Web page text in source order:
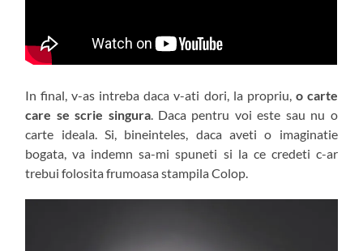
In final, v-as intreba daca v-ati dori, la propriu, o carte
care se scrie singura. Daca pentru voi este sau nu o
carte ideala. Si, bineinteles, daca aveti o imaginatie
bogata, va indemn sa-mi spuneti si la ce credeti c-ar
trebui folosita frumoasa stampila Colop.